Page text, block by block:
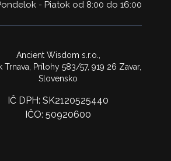
- Piatok od 8:00 do 16:00
Ancient Wisdom s.r.o.,
Trnava, Prílohy 583/57, 919 26 Zavar,
Slovensko
IČ DPH: SK2120525440
IČO: 50920600